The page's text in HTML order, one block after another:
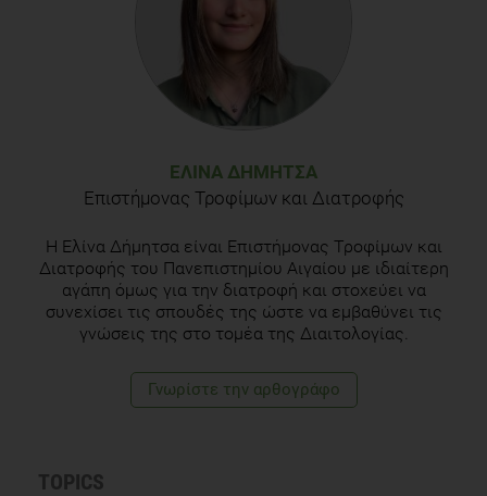
ΕΛΊΝΑ ΔΉΜΗΤΣΑ
Επιστήμονας Τροφίμων και Διατροφής
Η Ελίνα Δήμητσα είναι Επιστήμονας Τροφίμων και
Διατροφής του Πανεπιστημίου Αιγαίου με ιδιαίτερη
αγάπη όμως για την διατροφή και στοχεύει να
συνεχίσει τις σπουδές της ώστε να εμβαθύνει τις
γνώσεις της στο τομέα της Διαιτολογίας.
Γνωρίστε την αρθογράφο
TOPICS